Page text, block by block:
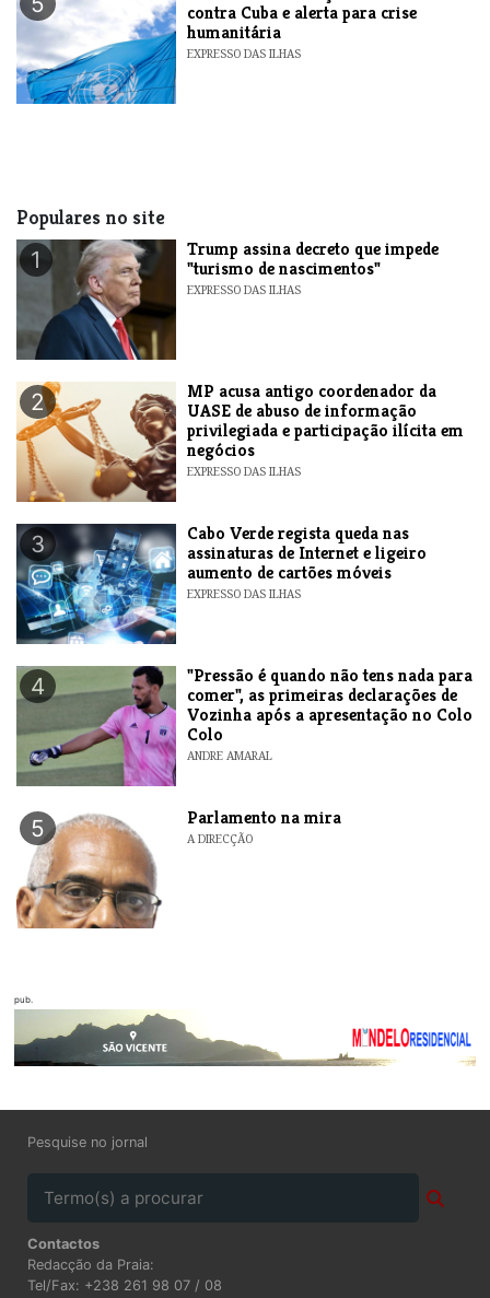
contra Cuba e alerta para crise
humanitária
EXPRESSO DAS ILHAS
Populares no site
1
Trump assina decreto que impede
"turismo de nascimentos"
EXPRESSO DAS ILHAS
2
MP acusa antigo coordenador da
UASE de abuso de informação
privilegiada e participação ilícita em
negócios
EXPRESSO DAS ILHAS
3
Cabo Verde regista queda nas
assinaturas de Internet e ligeiro
aumento de cartões móveis
EXPRESSO DAS ILHAS
4
"Pressão é quando não tens nada para
comer", as primeiras declarações de
Vozinha após a apresentação no Colo
Colo
ANDRE AMARAL
5 Parlamento na mira
A DIRECÇÃO
pub.
Pesquise no jornal
Contactos
Redacção da Praia:
Tel/Fax: +238 261 98 07 / 08